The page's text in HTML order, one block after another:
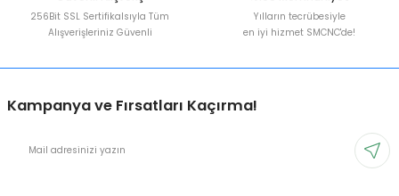
256Bit SSL Sertifikalsıyla Tüm
Alışverişleriniz Güvenli
Yılların tecrübesiyle
en iyi hizmet SMCNC'de!
Kampanya ve Fırsatları Kaçırma!